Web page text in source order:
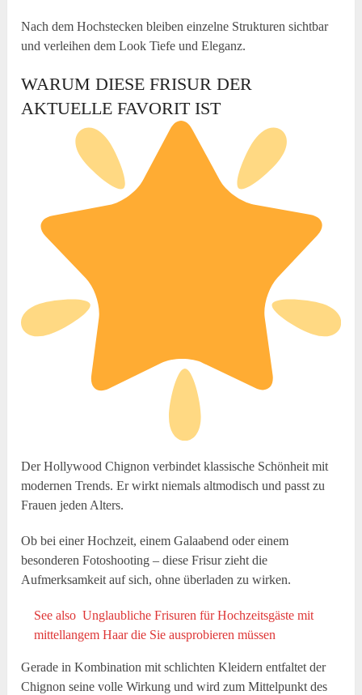
Nach dem Hochstecken bleiben einzelne Strukturen sichtbar
und verleihen dem Look Tiefe und Eleganz.
WARUM DIESE FRISUR DER
AKTUELLE FAVORIT IST
Der Hollywood Chignon verbindet klassische Schönheit mit
modernen Trends. Er wirkt niemals altmodisch und passt zu
Frauen jeden Alters.
Ob bei einer Hochzeit, einem Galaabend oder einem
besonderen Fotoshooting – diese Frisur zieht die
Aufmerksamkeit auf sich, ohne überladen zu wirken.
See also Unglaubliche Frisuren für Hochzeitsgäste mit
mittellangem Haar die Sie ausprobieren müssen
Gerade in Kombination mit schlichten Kleidern entfaltet der
Chignon seine volle Wirkung und wird zum Mittelpunkt des